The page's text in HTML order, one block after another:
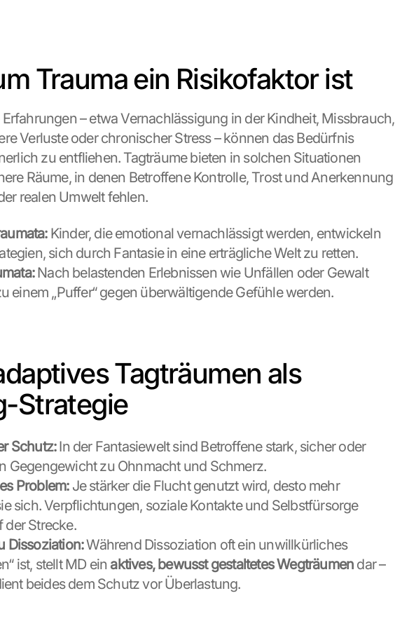
Trauma ein Risikofaktor ist
– etwa Vernachlässigung in der Kindheit, Missbrauch,
Verluste oder chronischer Stress – können das Bedürfnis
zu entfliehen. Tagträume bieten in solchen Situationen
Räume, in denen Betroffene Kontrolle, Trost und Anerkennung
realen Umwelt fehlen.
Kinder, die emotional vernachlässigt werden, entwickeln
sich durch Fantasie in eine erträgliche Welt zu retten.
Nach belastenden Erlebnissen wie Unfällen oder Gewalt
einem „Puffer“ gegen überwältigende Gefühle werden.
Tagträumen als
Strategie
Schutz: In der Fantasiewelt sind Betroffene stark, sicher oder
Gegengewicht zu Ohnmacht und Schmerz.
Problem: Je stärker die Flucht genutzt wird, desto mehr
sich. Verpflichtungen, soziale Kontakte und Selbstfürsorge
der Strecke.
Dissoziation: Während Dissoziation oft ein unwillkürliches
ist, stellt MD ein aktives, bewusst gestaltetes Wegträumen dar –
beides dem Schutz vor Überlastung.